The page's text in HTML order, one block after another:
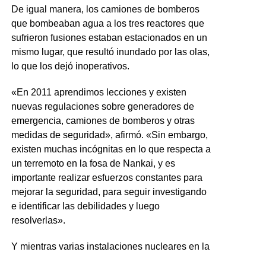
De igual manera, los camiones de bomberos
que bombeaban agua a los tres reactores que
sufrieron fusiones estaban estacionados en un
mismo lugar, que resultó inundado por las olas,
lo que los dejó inoperativos.
«En 2011 aprendimos lecciones y existen
nuevas regulaciones sobre generadores de
emergencia, camiones de bomberos y otras
medidas de seguridad», afirmó. «Sin embargo,
existen muchas incógnitas en lo que respecta a
un terremoto en la fosa de Nankai, y es
importante realizar esfuerzos constantes para
mejorar la seguridad, para seguir investigando
e identificar las debilidades y luego
resolverlas».
Y mientras varias instalaciones nucleares en la